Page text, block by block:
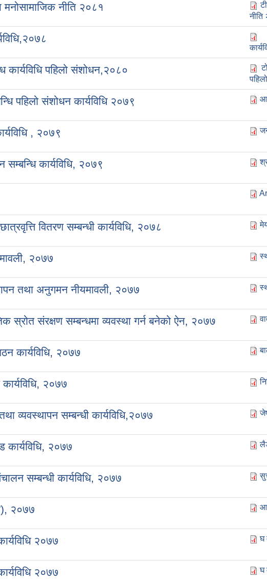
मनोसामाजिक नीति २०८१
कार्यविधि पहिलो संशोधन,२०८०
पहिलो संशोधन कार्यविधि २०७९
, २०७९
कार्यविधि, २०७९
वितरण सम्बन्धी कार्यविधि, २०७८
२०७७
तथा अनुगमन नीयमावली, २०७७
स्रोत संरक्षण सम्बन्धमा व्यवस्था गर्न बनेको ऐन, २०७७
कार्यविधि, २०७७
कार्यविधि, २०७७
व्यवस्थापन सम्बन्धी कार्यविधि,२०७७
कार्यविधि, २०७७
सम्बन्धी कार्यविधि, २०७७
२०७७
२०७७ घ
२०७७ घ